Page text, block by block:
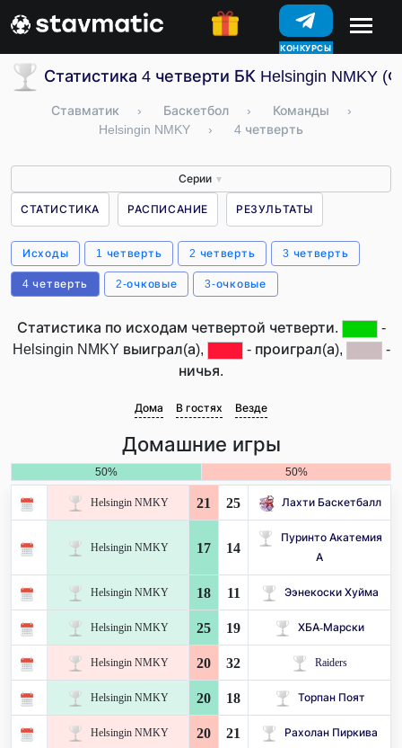
КОНКУРСЫ
Статистика 4 четверти БК Helsingin NMKY
Ставматик › Баскетбол › Команды
›
Helsingin NMKY
› 4 четверть
Серии ▼
СТАТИСТИКА РАСПИСАНИЕ РЕЗУЛЬТАТЫ
Исходы 1 четверть 2 четверть 3 четверть
4 четверть 2-очковые 3-очковые
Статистика по исходам четвертой четверти.
-
Helsingin NMKY выиграл(а),
- проиграл(а),
-
ничья.
Дома В гостях Везде
Домашние игры
50% 50%
Helsingin NMKY 21 25 Лахти Баскетбалл
Helsingin NMKY 17 14
Пуринто Акатемия
А
Helsingin NMKY 18 11 Ээнекоски Хуйма
Helsingin NMKY 25 19 ХБА-Марски
Helsingin NMKY 20 32 Raiders
Helsingin NMKY 20 18 Торпан Поят
Helsingin NMKY 20 21 Рахолан Пиркива